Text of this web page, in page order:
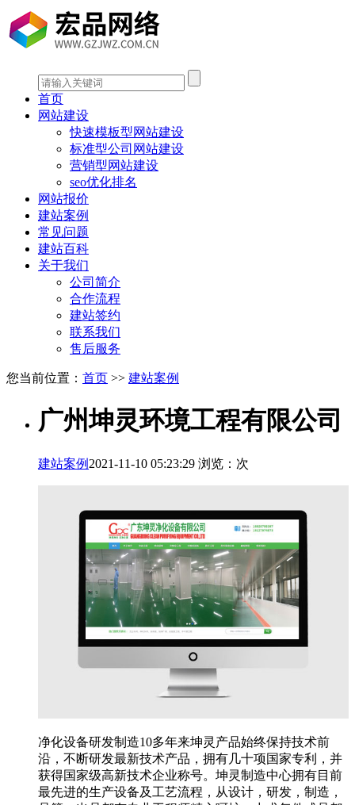
首页
网站建设
快速模板型网站建设
标准型公司网站建设
营销型网站建设
seo优化排名
网站报价
建站案例
常见问题
建站百科
关于我们
公司简介
合作流程
建站签约
联系我们
售后服务
您当前位置： 首页 >> 建站案例
广州坤灵环境工程有限公司
建站案例 2021-11-10 05:23:29 浏览： 次
净化设备研发制造10多年来坤灵产品始终保持技术前
沿，不断研发最新技术产品，拥有几十项国家专利，并
获得国家级高新技术企业称号。坤灵制造中心拥有目前
最先进的生产设备及工艺流程，从设计，研发，制造，